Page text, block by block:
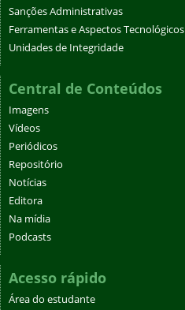
Sanções Administrativas
Ferramentas e Aspectos Tecnológicos
Unidades de Integridade
Central de Conteúdos
Imagens
Vídeos
Periódicos
Repositório
Notícias
Editora
Na mídia
Podcasts
Acesso rápido
Área do estudante